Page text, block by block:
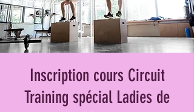
Inscription cours Circuit
Training spécial Ladies de